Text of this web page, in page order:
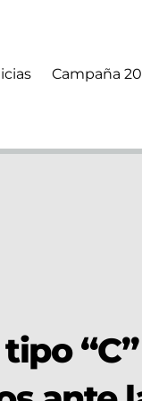
Campaña